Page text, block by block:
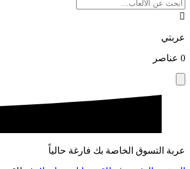
عربتي
0 عناصر
عربة التسوق الخاصة بك فارغة حالياً